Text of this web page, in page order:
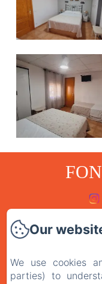
Our
We use cookies
parties) to